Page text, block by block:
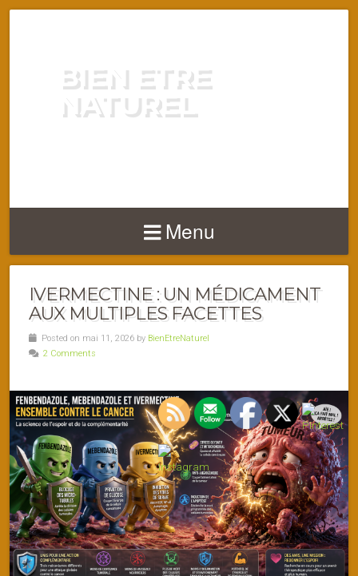
BIEN ETRE
NATUREL
Menu
IVERMECTINE : UN MÉDICAMENT
AUX MULTIPLES FACETTES
Posted on mai 11, 2026 by BienEtreNaturel
2 Comments